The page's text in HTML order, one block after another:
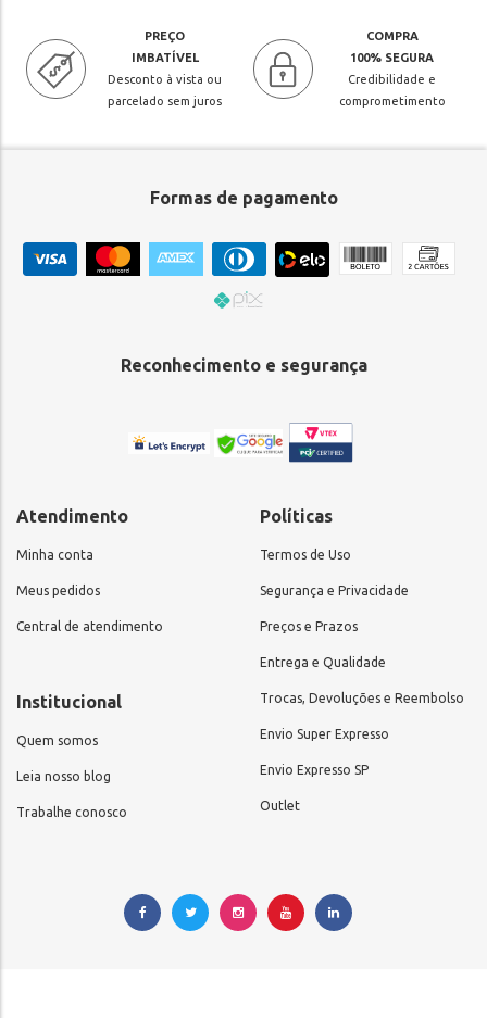
PREÇO
IMBATÍVEL
Desconto à vista ou
parcelado sem juros
COMPRA
100% SEGURA
Credibilidade e
comprometimento
Formas de pagamento
Reconhecimento e segurança
Atendimento
Minha conta
Meus pedidos
Central de atendimento
Institucional
Quem somos
Leia nosso blog
Trabalhe conosco
Políticas
Termos de Uso
Segurança e Privacidade
Preços e Prazos
Entrega e Qualidade
Trocas, Devoluções e Reembolso
Envio Super Expresso
Envio Expresso SP
Outlet